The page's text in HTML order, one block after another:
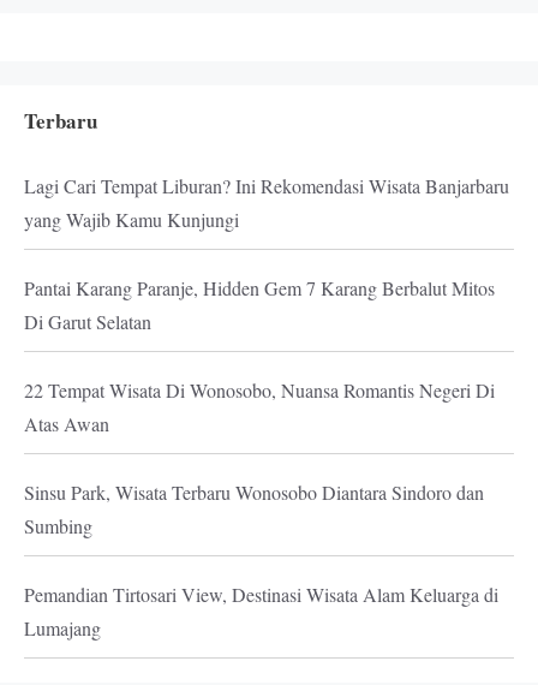
Terbaru
Lagi Cari Tempat Liburan? Ini Rekomendasi Wisata Banjarbaru
yang Wajib Kamu Kunjungi
Pantai Karang Paranje, Hidden Gem 7 Karang Berbalut Mitos
Di Garut Selatan
22 Tempat Wisata Di Wonosobo, Nuansa Romantis Negeri Di
Atas Awan
Sinsu Park, Wisata Terbaru Wonosobo Diantara Sindoro dan
Sumbing
Pemandian Tirtosari View, Destinasi Wisata Alam Keluarga di
Lumajang